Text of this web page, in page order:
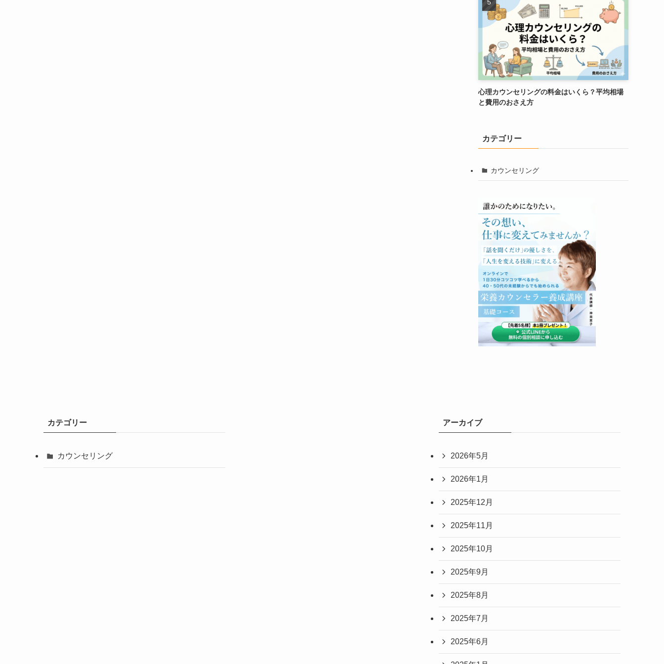
心理カウンセリングの料金はいくら？平均相場
と費用のおさえ方
カテゴリー
カウンセリング
カテゴリー
カウンセリング
アーカイブ
2026年5月
2026年1月
2025年12月
2025年11月
2025年10月
2025年9月
2025年8月
2025年7月
2025年6月